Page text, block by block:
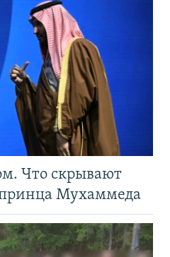
Что скрывают
Мухаммеда